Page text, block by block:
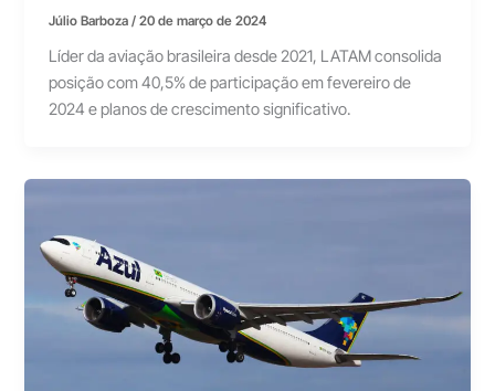
Júlio Barboza/20 de março de 2024
Líder da aviação brasileira desde 2021, LATAM consolida
posição com 40,5% de participação em fevereiro de
2024 e planos de crescimento significativo.